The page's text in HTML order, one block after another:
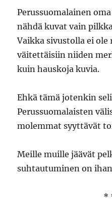
Perussuomalainen
nähdä kuvat vain
Vaikka sivustolla ei
väitettäisiin niiden
kuin hauskoja kuvia.
Ehkä tämä jotenkin
Perussuomalaisten
molemmat syyttävät
Meille muille jäävät
suhtautuminen on
*